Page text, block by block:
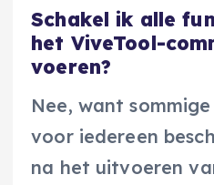
Schakel ik alle
het ViveTool-
voeren?
Nee, want
voor iedereen
na het uitvoeren